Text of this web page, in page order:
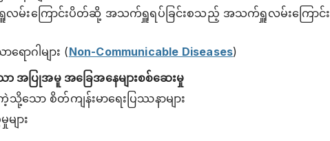
ရှူလမ်းကြောင်းပိတ်ဆို့ အသက်ရှူရပ်ခြင်းစသည့် အသက်ရှူလမ်းကြောင်း
ောဂါများ (Non-Communicable Diseases)
ာ အပြုအမူ အခြေအနေများစစ်ဆေးမှု
သို့သော စိတ်ကျန်းမာရေးပြဿနာများ
ျား